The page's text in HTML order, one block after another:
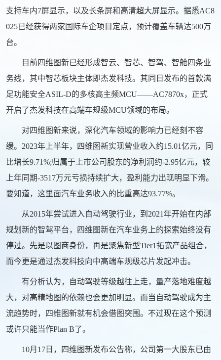
支持车内7屏显示，以及长条屏和高清超大屏显示。据悉AC8
025已经获得两家国际车企项目定点，预计覆盖车辆达500万
台。
目前四维图新已经形成智云、智芯、智驾、智舱四条业
务线，其中智芯板块主体即杰发科技。其同日发布的首款满
足功能安全ASIL-D的多核高主频MCU——AC7870x，正式
开启了杰发科技在高端车规级MCU领域的布局。
对四维图新来说，深化汽车领域的影响力已经刻不容
缓。2023年上半年，四维图新实现营业收入约15.01亿元，同
比增长9.71%;归属于上市公司股东的净利润约-2.95亿元，较
上年同期-3517万元亏损持续扩大，盈利能力出现明显下滑。
要知道，这里面汽车业务收入的比重高达93.77%。
从2015年尝试进入自动驾驶行业，到2021年开始在内部
规划新的智驾平台，四维图新在汽车业务上的探索始终没有
停过。先是以图商身份，再是聚焦新型Tier1拓宽产品组合，
而今更是通过杰发科技向中高端车规级芯片发起冲击。
有分析认为，自动驾驶等级越往上走，量产落地难度越
大，对高精地图的依赖也会更加明显。而当自动驾驶成为主
流趋势时，四维图新就有机会借图突围。不过现在这个预测
或许只能当作Plan B了。
10月17日，四维图新发布公告称，公司第一大股东已由